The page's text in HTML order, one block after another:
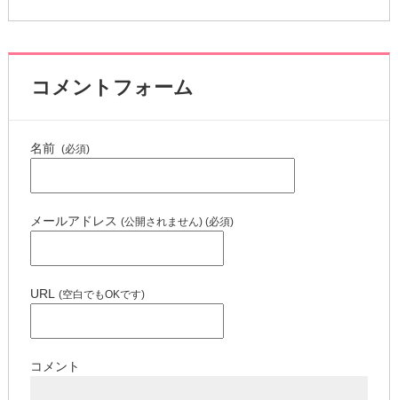
コメントフォーム
名前 (必須)
メールアドレス (公開されません) (必須)
URL (空白でもOKです)
コメント